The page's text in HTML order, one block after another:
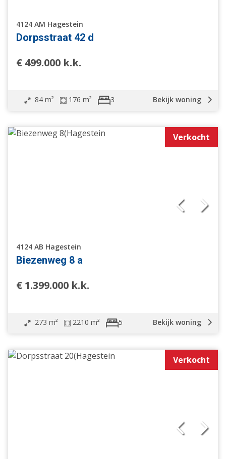
4124 AM Hagestein
Dorpsstraat 42 d
€ 499.000 k.k.
84 m² 176 m² 3 Bekijk woning
Verkocht
4124 AB Hagestein
Biezenweg 8 a
€ 1.399.000 k.k.
273 m² 2210 m² 5 Bekijk woning
Verkocht